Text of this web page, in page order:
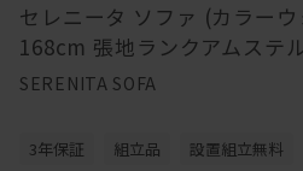
セレニータ ソファ (カラー
168cm 張地ランクアムステ
SERENITA SOFA
3年保証 組立品 設置組立無料